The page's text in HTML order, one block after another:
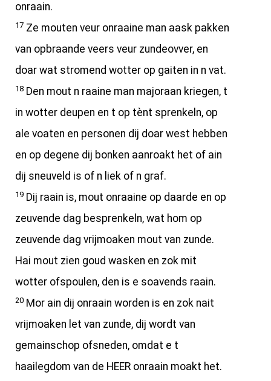
onraain.
17 Ze mouten veur onraaine man aask pakken
van opbraande veers veur zundeovver, en
doar wat stromend wotter op gaiten in n vat.
18 Den mout n raaine man majoraan kriegen, t
in wotter deupen en t op tènt sprenkeln, op
ale voaten en personen dij doar west hebben
en op degene dij bonken aanroakt het of ain
dij sneuveld is of n liek of n graf.
19 Dij raain is, mout onraaine op daarde en op
zeuvende dag besprenkeln, wat hom op
zeuvende dag vrijmoaken mout van zunde.
Hai mout zien goud wasken en zok mit
wotter ofspoulen, den is e soavends raain.
20 Mor ain dij onraain worden is en zok nait
vrijmoaken let van zunde, dij wordt van
gemainschop ofsneden, omdat e t
haailegdom van de HEER onraain moakt het.